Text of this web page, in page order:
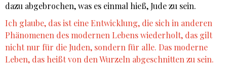
dazu abgebrochen, was es einmal hieß, Jude zu sein.
Ich glaube, das ist eine Entwicklung, die sich in anderen
Phänomenen des modernen Lebens wiederholt, das gilt
nicht nur für die Juden, sondern für alle. Das moderne
Leben, das heißt von den Wurzeln abgeschnitten zu sein.